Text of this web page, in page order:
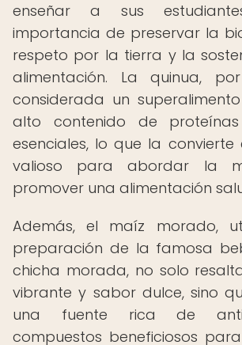
enseñar a sus
importancia de preservar la
respeto por la tierra y la
alimentación. La quinua,
considerada un
alto contenido de
esenciales, lo que la convierte
valioso para abordar la
promover una alimentación
Además, el maíz morado,
preparación de la famosa
chicha morada, no solo
vibrante y sabor dulce, sino
una fuente rica de
compuestos beneficiosos